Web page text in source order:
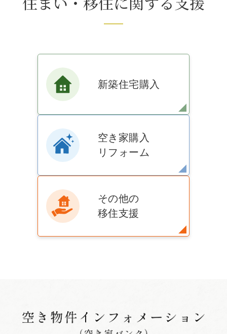
新築住宅購入
空き家購入
リフォーム
その他の
移住支援